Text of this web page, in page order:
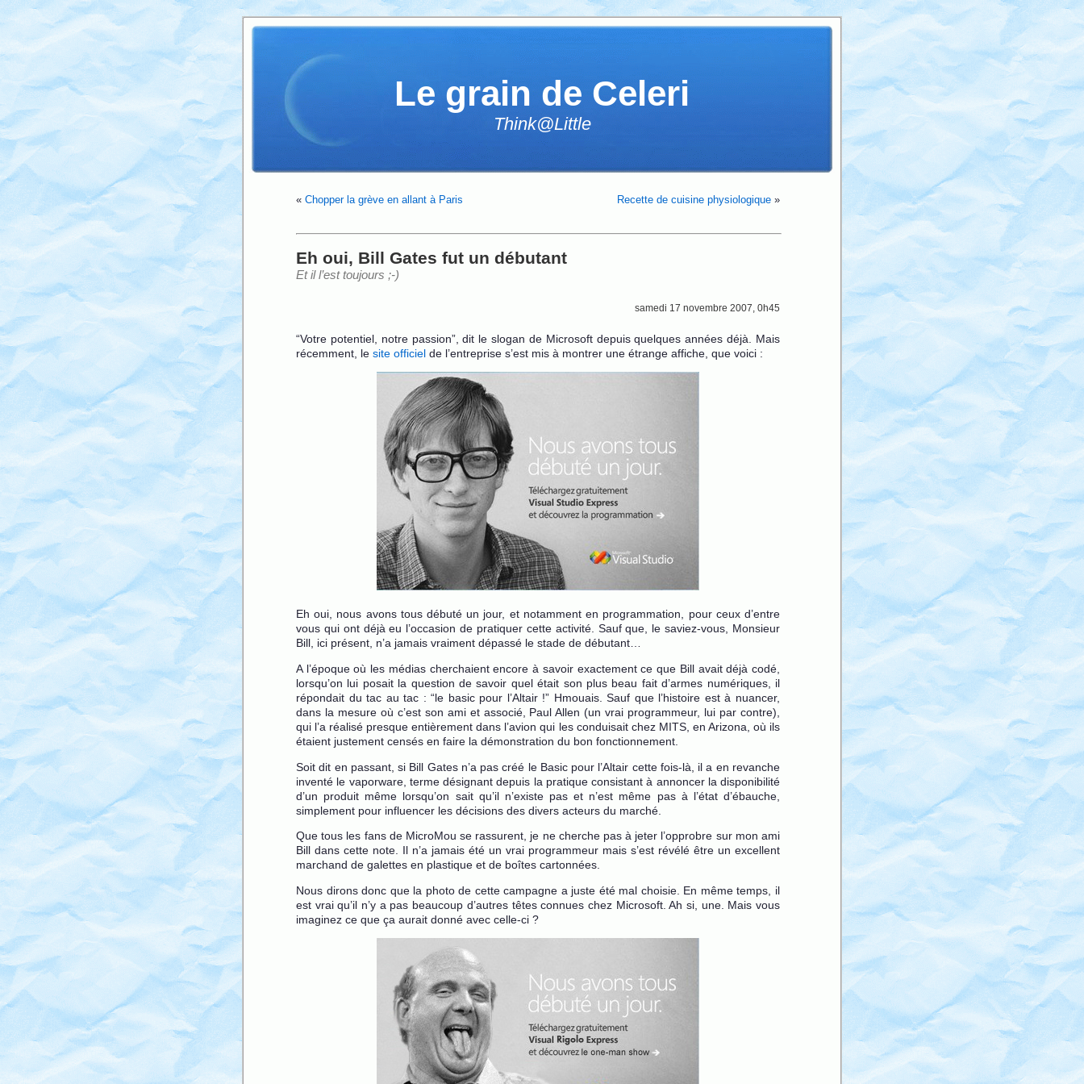
Le grain de Celeri
Think@Little
« Chopper la grève en allant à Paris Recette de cuisine physiologique »
Eh oui, Bill Gates fut un débutant
Et il l’est toujours ;-)
samedi 17 novembre 2007, 0h45
“Votre potentiel, notre passion”, dit le slogan de Microsoft depuis quelques années déjà. Mais
récemment, le site officiel de l’entreprise s’est mis à montrer une étrange affiche, que voici :
Eh oui, nous avons tous débuté un jour, et notamment en programmation, pour ceux d’entre
vous qui ont déjà eu l’occasion de pratiquer cette activité. Sauf que, le saviez-vous, Monsieur
Bill, ici présent, n’a jamais vraiment dépassé le stade de débutant…
A l’époque où les médias cherchaient encore à savoir exactement ce que Bill avait déjà codé,
lorsqu’on lui posait la question de savoir quel était son plus beau fait d’armes numériques, il
répondait du tac au tac : “le basic pour l’Altair !” Hmouais. Sauf que l’histoire est à nuancer,
dans la mesure où c’est son ami et associé, Paul Allen (un vrai programmeur, lui par contre),
qui l’a réalisé presque entièrement dans l’avion qui les conduisait chez MITS, en Arizona, où ils
étaient justement censés en faire la démonstration du bon fonctionnement.
Soit dit en passant, si Bill Gates n’a pas créé le Basic pour l’Altair cette fois-là, il a en revanche
inventé le vaporware, terme désignant depuis la pratique consistant à annoncer la disponibilité
d’un produit même lorsqu’on sait qu’il n’existe pas et n’est même pas à l’état d’ébauche,
simplement pour influencer les décisions des divers acteurs du marché.
Que tous les fans de MicroMou se rassurent, je ne cherche pas à jeter l’opprobre sur mon ami
Bill dans cette note. Il n’a jamais été un vrai programmeur mais s’est révélé être un excellent
marchand de galettes en plastique et de boîtes cartonnées.
Nous dirons donc que la photo de cette campagne a juste été mal choisie. En même temps, il
est vrai qu’il n’y a pas beaucoup d’autres têtes connues chez Microsoft. Ah si, une. Mais vous
imaginez ce que ça aurait donné avec celle-ci ?